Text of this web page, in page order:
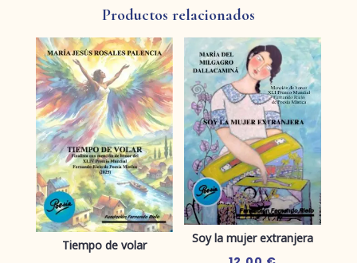
Productos relacionados
Tiempo de volar Soy la mujer extranjera